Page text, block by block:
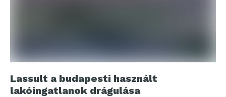
Lassult a budapesti használt
lakóingatlanok drágulása